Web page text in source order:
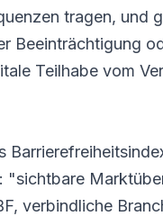
tragen, und
Beeinträchtigung
Teilhabe vom
"sichtbare
verbindliche